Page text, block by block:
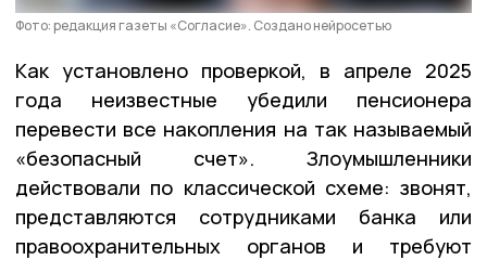
Фото: редакция газеты «Согласие». Создано нейросетью
Как установлено проверкой, в апреле 2025
года неизвестные убедили пенсионера
перевести все накопления на так называемый
«безопасный счет». Злоумышленники
действовали по классической схеме: звонят,
представляются сотрудниками банка или
правоохранительных органов и требуют